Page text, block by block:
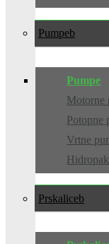
Pumpe
Pumpe
Motorne
Potopne
Vrtne
Hidropak
Prskalice